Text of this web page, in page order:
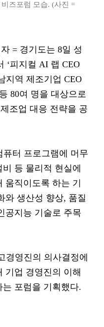
즈포럼 모습. (사진 =
= 경기도는 8일 성
‘피지컬 AI 랩 CEO
지역 제조기업 CEO
80여 명을 대상으로
조업 대응 전략을 공
터 프로그램에 머무
등 물리적 현실에
직이도록 하는 기
와 생산성 향상, 품질
공지능 기술로 주목
경영진의 의사결정에
기업 경영진의 이해
포럼을 기획했다.